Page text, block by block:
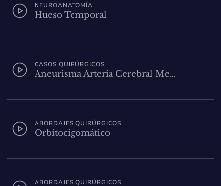
NEUROANATOMÍA
Hueso Temporal
CASOS QUIRÚRGICOS
Aneurisma Arteria Cerebral Me…
ABORDAJES QUIRÚRGICOS
Orbitocigomático
ABORDAJES QUIRÚRGICOS